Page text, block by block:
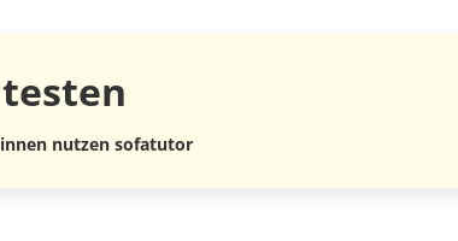
testen
nutzen sofatutor